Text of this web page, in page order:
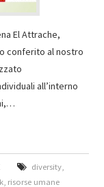
El Attrache,
conferito al nostro
all’interno
diversity,
risorse umane